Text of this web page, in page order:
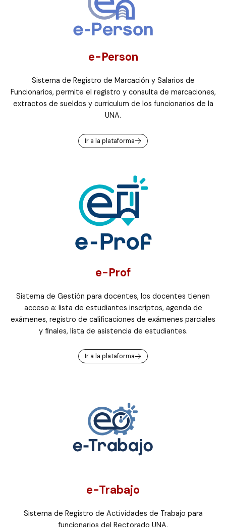
e-Person
Sistema de Registro de Marcación y Salarios de
Funcionarios, permite el registro y consulta de marcaciones,
extractos de sueldos y curriculum de los funcionarios de la
UNA.
Ir a la plataforma
e-Prof
Sistema de Gestión para docentes, los docentes tienen
acceso a: lista de estudiantes inscriptos, agenda de
exámenes, registro de calificaciones de exámenes parciales
y finales, lista de asistencia de estudiantes.
Ir a la plataforma
e-Trabajo
Sistema de Registro de Actividades de Trabajo para
funcionarios del Rectorado UNA.